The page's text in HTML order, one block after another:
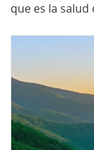
que es la